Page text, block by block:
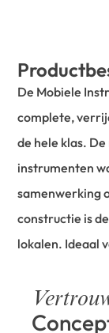
De Mobiele
complete,
de hele klas.
instrumenten
samenwerking
constructie is
lokalen. Ideaal